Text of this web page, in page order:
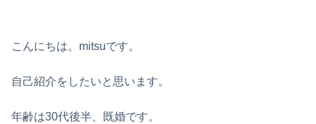
こんにちは。mitsuです。
自己紹介をしたいと思います。
年齢は30代後半、既婚です。